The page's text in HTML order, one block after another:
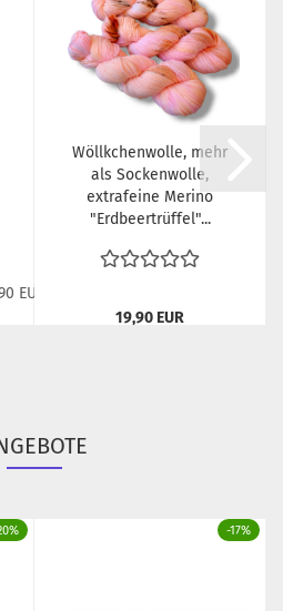
EUR
Wöllkchenwolle, mehr
als Sockenwolle,
extrafeine Merino
"Erdbeertrüffel"...
19,90 EUR
-17%